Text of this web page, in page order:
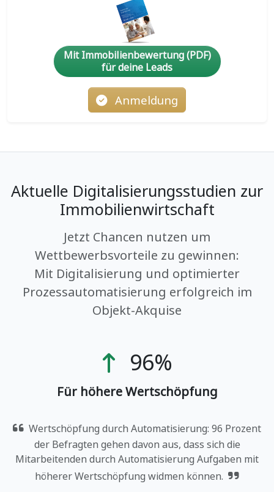
Mit Immobilienbewertung (PDF)
für deine Leads
Anmeldung
Aktuelle Digitalisierungsstudien zur
Immobilienwirtschaft
Jetzt Chancen nutzen um
Wettbewerbsvorteile zu gewinnen:
Mit Digitalisierung und optimierter
Prozessautomatisierung erfolgreich im
Objekt-Akquise
96%
Für höhere Wertschöpfung
Wertschöpfung durch Automatisierung: 96 Prozent
der Befragten gehen davon aus, dass sich die
Mitarbeitenden durch Automatisierung Aufgaben mit
höherer Wertschöpfung widmen können.